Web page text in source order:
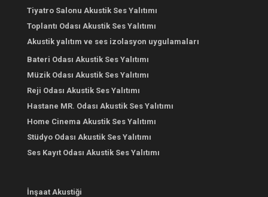
Tiyatro Salonu Akustik Ses Yalıtımı
Toplantı Odası Akustik Ses Yalıtımı
Akustik yalıtım ve ses izolasyon uygulamaları
Bateri Odası Akustik Ses Yalıtımı
Müzik Odası Akustik Ses Yalıtımı
Reji Odası Akustik Ses Yalıtımı
Hastane MR. Odası Akustik Ses Yalıtımı
Home Cinema Akustik Ses Yalıtımı
Stüdyo Odası Akustik Ses Yalıtımı
Ses Kayıt Odası Akustik Ses Yalıtımı
İnşaat Akustiği